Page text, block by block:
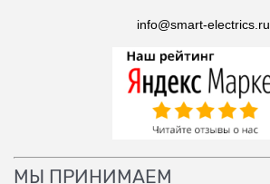
info@smart-electrics.ru
МЫ ПРИНИМАЕМ